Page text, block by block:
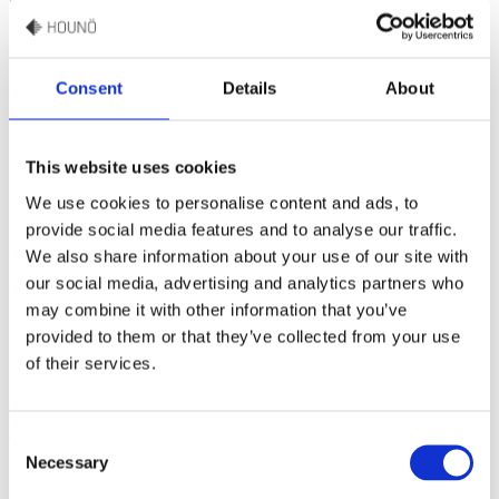
Consent Details About
This website uses cookies
We use cookies to personalise content and ads, to
provide social media features and to analyse our traffic.
We also share information about your use of our site with
our social media, advertising and analytics partners who
may combine it with other information that you’ve
provided to them or that they’ve collected from your use
of their services.
Selection
Necessary
bageri, fra små håndværkerbutikker til store industrivirksomheder.
produktionskrav, men også glæde kunderne med ensartet kvalitet
hver gang.
Ensartede resultater
Avanceret luftcirkulation sikrer jævn varmefordeling, så du opnår
perfekte brød, kager og wienerbrød – hver gang.
Optimeret arbejdsflow:
PassThrough-modellen giver mulighed for at ind- og udlæse fra
forskellige sider, hvilket reducerer flaskehalse og minimerer
krydskontaminering i travle køkkener.
Energibesparende drift
Frontdisplayet giver en unik mulighed for at vise bageprocessen